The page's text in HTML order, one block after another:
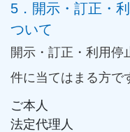
5．開示・訂正・
ついて
開示・訂正・利用停
件に当てはまる方で
ご本人
法定代理人